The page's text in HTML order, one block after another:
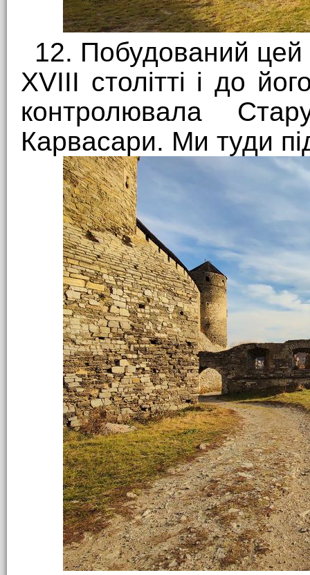
12. Побудований цей
XVIII столітті і до
контролювала
Карвасари. Ми туди